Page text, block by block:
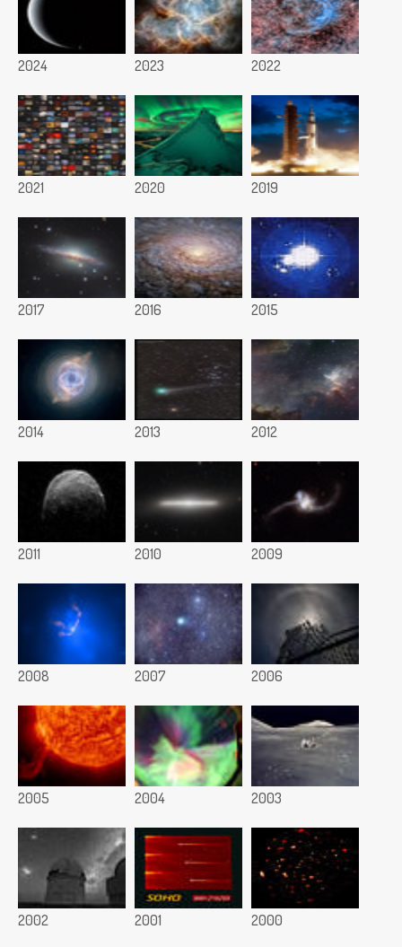
2024 2023 2022
2021 2020 2019
2017 2016 2015
2014 2013 2012
2011 2010 2009
2008 2007 2006
2005 2004 2003
2002 2001 2000